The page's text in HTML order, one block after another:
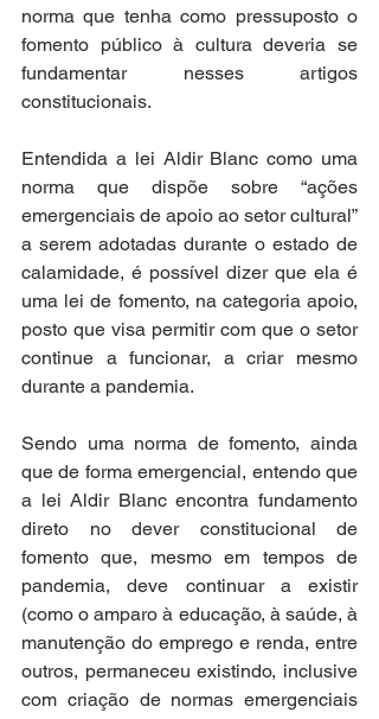
norma que tenha como pressuposto o
fomento público à cultura deveria se
fundamentar nesses artigos
constitucionais.
Entendida a lei Aldir Blanc como uma
norma que dispõe sobre “ações
emergenciais de apoio ao setor cultural”
a serem adotadas durante o estado de
calamidade, é possível dizer que ela é
uma lei de fomento, na categoria apoio,
posto que visa permitir com que o setor
continue a funcionar, a criar mesmo
durante a pandemia.
Sendo uma norma de fomento, ainda
que de forma emergencial, entendo que
a lei Aldir Blanc encontra fundamento
direto no dever constitucional de
fomento que, mesmo em tempos de
pandemia, deve continuar a existir
(como o amparo à educação, à saúde, à
manutenção do emprego e renda, entre
outros, permaneceu existindo, inclusive
com criação de normas emergenciais